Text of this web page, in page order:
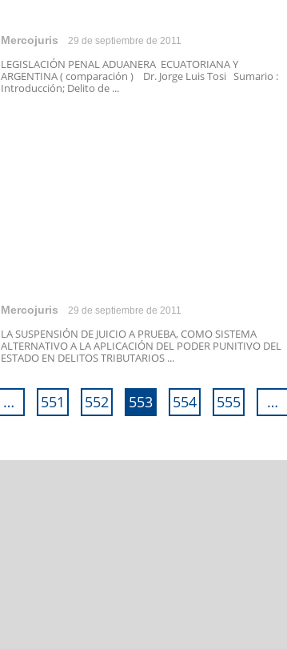
Mercojuris 29 de septiembre de 2011
LEGISLACIÓN PENAL ADUANERA ECUATORIANA Y
ARGENTINA ( comparación ) Dr. Jorge Luis Tosi Sumario :
Introducción; Delito de ...
Mercojuris 29 de septiembre de 2011
LA SUSPENSIÓN DE JUICIO A PRUEBA, COMO SISTEMA
ALTERNATIVO A LA APLICACIÓN DEL PODER PUNITIVO DEL
ESTADO EN DELITOS TRIBUTARIOS ...
… 551 552 553 554 555 …